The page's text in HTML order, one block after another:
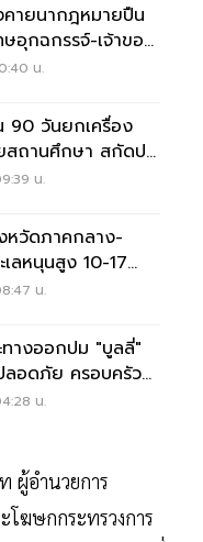
ายนากฎหมายปืน
อุกฉกรรจ์-เจ้าของ
น.
90 วันยกเครื่อง
สถานศึกษา สกัดปม
น.
หวัดภาคกลาง-
เลหนุนสูง 10-17
น.
ทางออกปม "บูลลี่"
ลอดภัย ครอบครัว
น.
ผู้อำนวยการ
โฆษกกระทรวงการ